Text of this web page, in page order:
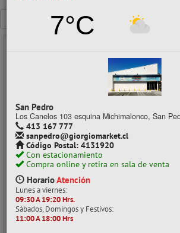
7°C
San Pedro
Los Canelos 103 esquina Michimalonco, San
413 167 777
sanpedro@giorgiomarket.cl
Código Postal: 4131920
Con estacionamiento
Compra online y retira en sala de venta
HorarioAtención
Lunes a viernes:
09:30 A 19:20 Hrs.
Sábados, Domingos y Festivos:
11:00 A 18:00 Hrs
GLOBO FIGURA 260 050 UNID COLOR SURTIDOS
CÓDIGO: 05090240
Despacho a domicilio (Stock: 394)